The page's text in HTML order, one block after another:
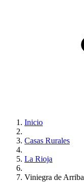
Inicio
Casas Rurales
La Rioja
Viniegra de Arriba